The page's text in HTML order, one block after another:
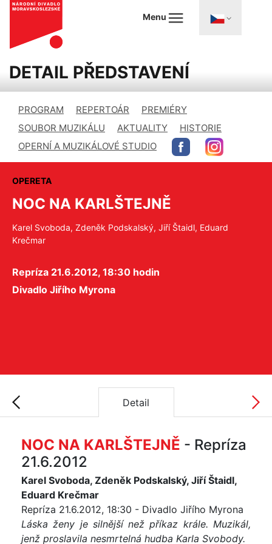
Menu
DETAIL PŘEDSTAVENÍ
PROGRAM REPERTOÁR
PREMIÉRY
SOUBOR MUZIKÁLU
AKTUALITY
HISTORIE
OPERNÍ A MUZIKÁLOVÉ STUDIO
OPERETA
NOC NA KARLŠTEJNĚ
Karel Svoboda, Zdeněk Podskalský, Jiří Štaidl, Eduard
Krečmar
Repríza 21.6.2012, 18:30 hodin
Divadlo Jiřího Myrona
Detail
NOC NA KARLŠTEJNĚ - Repríza
21.6.2012
Karel Svoboda, Zdeněk Podskalský, Jiří Štaidl,
Eduard Krečmar
Repríza 21.6.2012, 18:30 - Divadlo Jiřího Myrona
Láska ženy je silnější než příkaz krále. Muzikál,
jenž proslavila nesmrtelná hudba Karla Svobody.